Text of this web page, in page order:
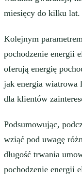
miesięcy do kilku lat.
Kolejnym
pochodzenie energii
oferują energię
jak energia wiatrowa
dla klientów
Podsumowując,
wziąć pod uwagę
długość trwania
pochodzenie energii